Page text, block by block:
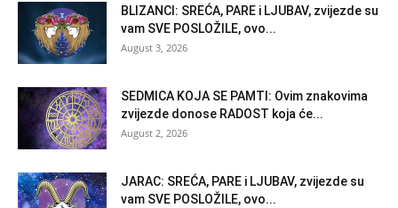
BLIZANCI: SREĆA, PARE i LJUBAV, zvijezde su
vam SVE POSLOŽILE, ovo...
August 3, 2026
SEDMICA KOJA SE PAMTI: Ovim znakovima
zvijezde donose RADOST koja će...
August 2, 2026
JARAC: SREĆA, PARE i LJUBAV, zvijezde su
vam SVE POSLOŽILE, ovo...